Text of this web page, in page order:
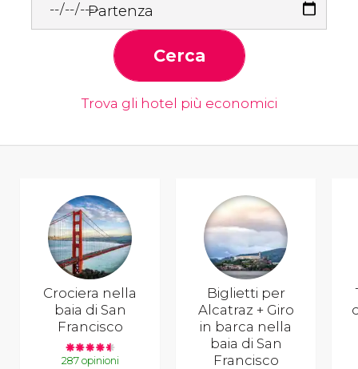
Partenza
Cerca
Trova gli hotel più economici
Crociera nella
baia di San
Francisco
287 opinioni
Biglietti per
Alcatraz + Giro
in barca nella
baia di San
Francisco